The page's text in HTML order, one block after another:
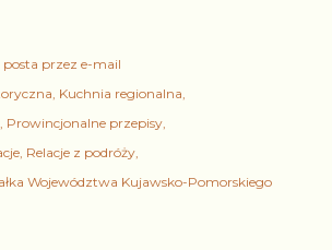
przez e-mail
Kuchnia regionalna
Prowincjonalne przepisy
Relacje z podróży
Województwa Kujawsko-Pomorskiego